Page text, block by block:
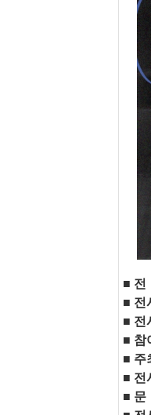
■ 전
■ 전
■ 전
■ 참
■ 주
■ 전
■ 문